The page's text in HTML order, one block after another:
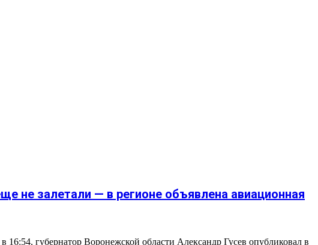
не залетали — в регионе объявлена авиационная
губернатор Воронежской области Александр Гусев опубликовал в